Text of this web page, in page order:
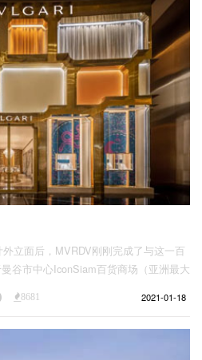
立面后，MVRDV刚刚完成了与这一百
谷市中心IconSiam百货商场（亚洲最大
谷旗舰店已于2020年盛大开业，随着泰
以往的繁华。
8681 2021-01-18